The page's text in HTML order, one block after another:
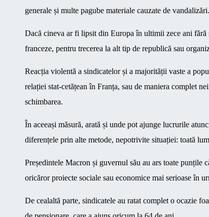
generale și multe pagube materiale cauzate de vandalizări.
Dacă cineva ar fi lipsit din Europa în ultimii zece ani
franceze, pentru trecerea la alt tip de republică sau
Reacția violentă a sindicatelor și a majorității vaste a
relației stat-cetățean în Franța, sau de maniera complet
schimbarea.
În aceeași măsură, arată și unde pot ajunge lucrurile
diferențele prin alte metode, nepotrivite situației: toată
Președintele Macron și guvernul său au ars toate punțile
oricăror proiecte sociale sau economice mai serioase în
De cealaltă parte, sindicatele au ratat complet o ocazie